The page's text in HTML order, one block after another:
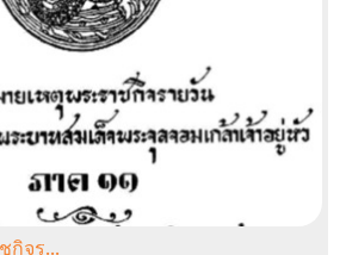
กิจร...